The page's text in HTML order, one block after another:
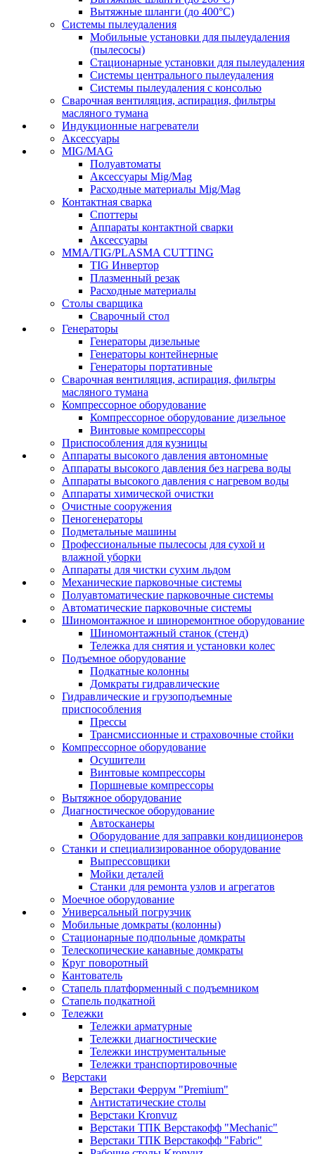
Вытяжные шланги (до 400°C)
Системы пылеудаления
Мобильные установки для пылеудаления
(пылесосы)
Стационарные установки для пылеудаления
Системы центрального пылеудаления
Системы пылеудаления с консолью
Сварочная вентиляция, аспирация, фильтры
масляного тумана
Индукционные нагреватели
Аксессуары
MIG/MAG
Полуавтоматы
Аксессуары Mig/Mag
Расходные материалы Mig/Mag
Контактная сварка
Споттеры
Аппараты контактной сварки
Аксессуары
MMA/TIG/PLASMA CUTTING
TIG Инвертор
Плазменный резак
Расходные материалы
Столы сварщика
Сварочный стол
Генераторы
Генераторы дизельные
Генераторы контейнерные
Генераторы портативные
Сварочная вентиляция, аспирация, фильтры
масляного тумана
Компрессорное оборудование
Компрессорное оборудование дизельное
Винтовые компрессоры
Приспособления для кузницы
Аппараты высокого давления автономные
Аппараты высокого давления без нагрева воды
Аппараты высокого давления с нагревом воды
Аппараты химической очистки
Очистные сооружения
Пеногенераторы
Подметальные машины
Профессиональные пылесосы для сухой и
влажной уборки
Аппараты для чистки сухим льдом
Механические парковочные системы
Полуавтоматические парковочные системы
Автоматические парковочные системы
Шиномонтажное и шиноремонтное оборудование
Шиномонтажный станок (стенд)
Тележка для снятия и установки колес
Подъемное оборудование
Подкатные колонны
Домкраты гидравлические
Гидравлические и грузоподъемные
приспособления
Прессы
Трансмиссионные и страховочные стойки
Компрессорное оборудование
Осушители
Винтовые компрессоры
Поршневые компрессоры
Вытяжное оборудование
Диагностическое оборудование
Автосканеры
Оборудование для заправки кондиционеров
Станки и специализированное оборудование
Выпрессовщики
Мойки деталей
Станки для ремонта узлов и агрегатов
Моечное оборудование
Универсальный погрузчик
Мобильные домкраты (колонны)
Стационарные подпольные домкраты
Телескопические канавные домкраты
Круг поворотный
Кантователь
Стапель платформенный с подъемником
Стапель подкатной
Тележки
Тележки арматурные
Тележки диагностические
Тележки инструментальные
Тележки транспортировочные
Верстаки
Верстаки Феррум "Premium"
Антистатические столы
Верстаки Kronvuz
Верстаки ТПК Верстакофф "Mechanic"
Верстаки ТПК Верстакофф "Fabric"